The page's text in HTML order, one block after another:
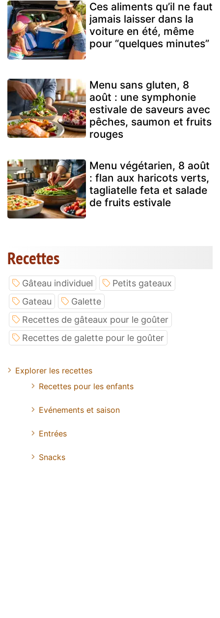
Ces aliments qu’il ne faut
jamais laisser dans la
voiture en été, même
pour “quelques minutes”
Menu sans gluten, 8
août : une symphonie
estivale de saveurs avec
pêches, saumon et fruits
rouges
Menu végétarien, 8 août
: flan aux haricots verts,
tagliatelle feta et salade
de fruits estivale
Recettes
Gâteau individuel
Petits gateaux
Gateau
Galette
Recettes de gâteaux pour le goûter
Recettes de galette pour le goûter
Explorer les recettes
Recettes pour les enfants
Evénements et saison
Entrées
Snacks